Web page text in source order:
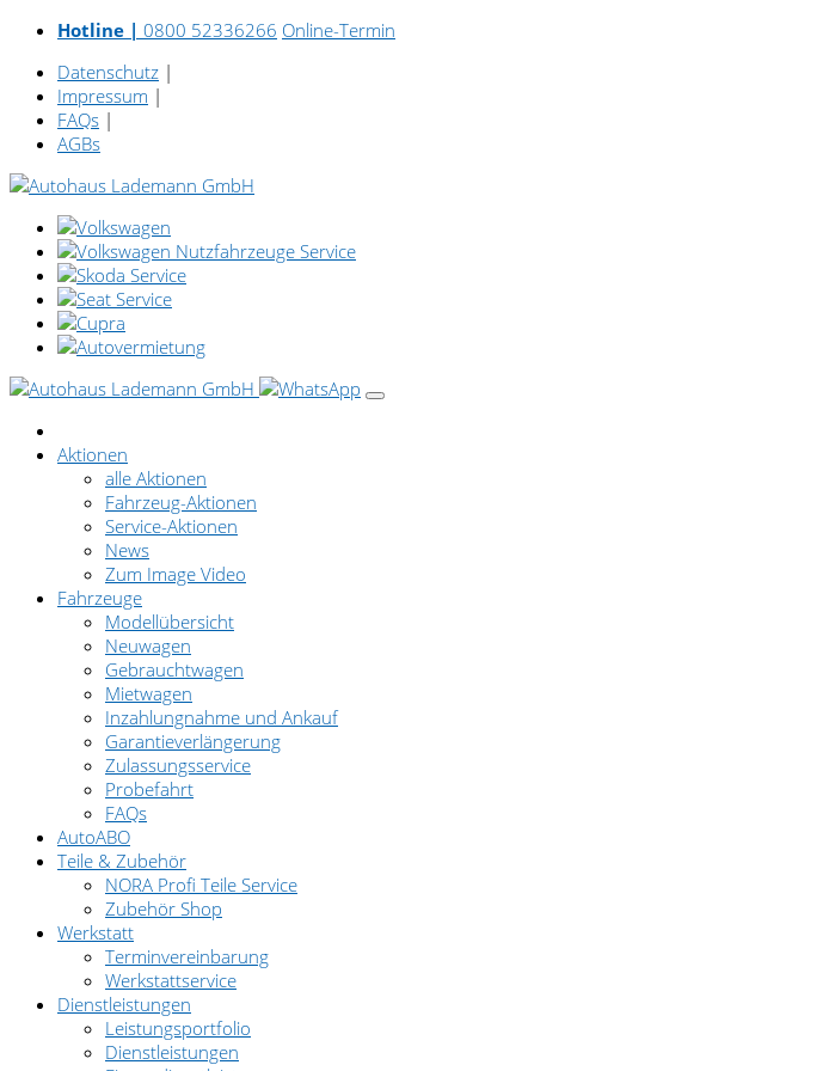
Hotline | 0800 52336266 Online-Termin
Datenschutz |
Impressum |
FAQs |
AGBs
Aktionen
alle Aktionen
Fahrzeug-Aktionen
Service-Aktionen
News
Zum Image Video
Fahrzeuge
Modellübersicht
Neuwagen
Gebrauchtwagen
Mietwagen
Inzahlungnahme und Ankauf
Garantieverlängerung
Zulassungsservice
Probefahrt
FAQs
AutoABO
Teile & Zubehör
NORA Profi Teile Service
Zubehör Shop
Werkstatt
Terminvereinbarung
Werkstattservice
Dienstleistungen
Leistungsportfolio
Dienstleistungen